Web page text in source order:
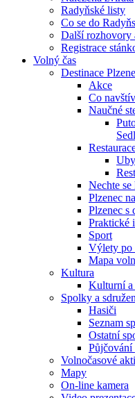
Radyňské listy
Co se do
Další rozhovory
Registrace
Volný čas
Destinace
Akce
Co
Naučné
Nechte se
Plzenec
Plzenec s
Praktické
Sport
Výlety po
Mapa
Kultura
Kulturní a
Spolky a
Hasiči
Seznam
Ostatní
Půjčování
Volnočasové
Mapy
On-line kamera